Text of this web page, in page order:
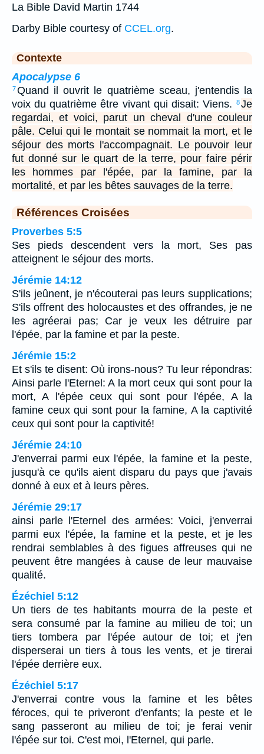
La Bible David Martin 1744
Darby Bible courtesy of CCEL.org.
Contexte
Apocalypse 6
7Quand il ouvrit le quatrième sceau, j'entendis la
voix du quatrième être vivant qui disait: Viens.
8Je
regardai, et voici, parut un cheval d'une couleur
pâle. Celui qui le montait se nommait la mort, et le
séjour des morts l'accompagnait. Le pouvoir leur
fut donné sur le quart de la terre, pour faire périr
les hommes par l'épée, par la famine, par la
mortalité, et par les bêtes sauvages de la terre.
Références Croisées
Proverbes 5:5
Ses pieds descendent vers la mort, Ses pas
atteignent le séjour des morts.
Jérémie 14:12
S'ils jeûnent, je n'écouterai pas leurs supplications;
S'ils offrent des holocaustes et des offrandes, je ne
les agréerai pas; Car je veux les détruire par
l'épée, par la famine et par la peste.
Jérémie 15:2
Et s'ils te disent: Où irons-nous? Tu leur répondras:
Ainsi parle l'Eternel: A la mort ceux qui sont pour la
mort, A l'épée ceux qui sont pour l'épée, A la
famine ceux qui sont pour la famine, A la captivité
ceux qui sont pour la captivité!
Jérémie 24:10
J'enverrai parmi eux l'épée, la famine et la peste,
jusqu'à ce qu'ils aient disparu du pays que j'avais
donné à eux et à leurs pères.
Jérémie 29:17
ainsi parle l'Eternel des armées: Voici, j'enverrai
parmi eux l'épée, la famine et la peste, et je les
rendrai semblables à des figues affreuses qui ne
peuvent être mangées à cause de leur mauvaise
qualité.
Ézéchiel 5:12
Un tiers de tes habitants mourra de la peste et
sera consumé par la famine au milieu de toi; un
tiers tombera par l'épée autour de toi; et j'en
disperserai un tiers à tous les vents, et je tirerai
l'épée derrière eux.
Ézéchiel 5:17
J'enverrai contre vous la famine et les bêtes
féroces, qui te priveront d'enfants; la peste et le
sang passeront au milieu de toi; je ferai venir
l'épée sur toi. C'est moi, l'Eternel, qui parle.